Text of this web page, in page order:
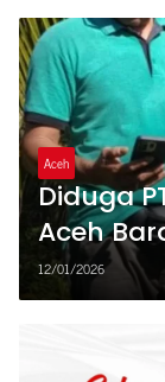
Aceh
Diduga
Aceh
Izin HGU
Lahan
12/01/2026